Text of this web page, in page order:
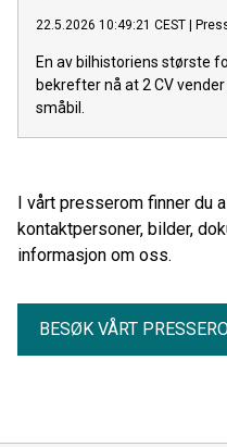
22.5.2026 10:49:21 CEST
En av bilhistoriens største
bekrefter nå at 2 CV
småbil.
I vårt presserom finner du
kontaktpersoner, bilder,
informasjon om oss.
BESØK VÅRT